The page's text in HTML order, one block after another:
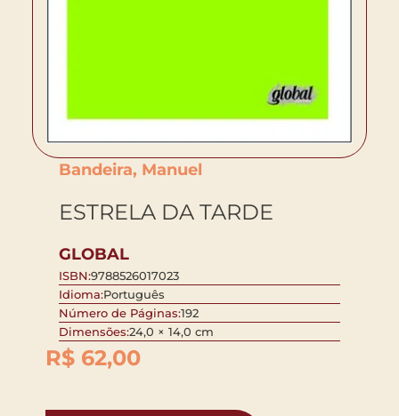
Bandeira, Manuel
ESTRELA DA TARDE
GLOBAL
ISBN:9788526017023
Idioma:Português
Número de Páginas:192
Dimensões:24,0 × 14,0 cm
R$ 62,00